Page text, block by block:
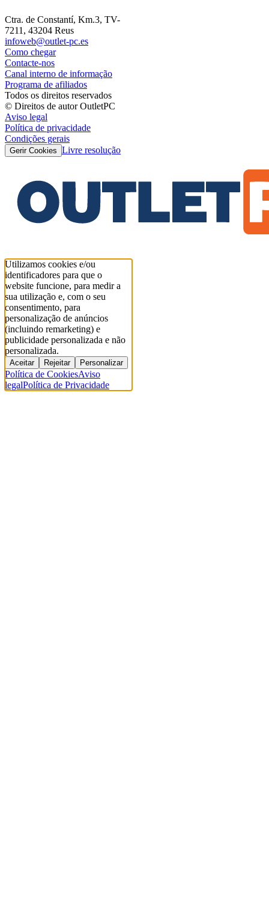
Ctra. de Constantí, Km.3, TV-
7211, 43204 Reus
infoweb@outlet-pc.es
Como chegar
Contacte-nos
Canal interno de informação
Programa de afiliados
Todos os direitos reservados
© Direitos de autor OutletPC
Aviso legal
Política de privacidade
Condições gerais
Gerir Cookies Livre resolução
Utilizamos cookies e/ou
identificadores para que o
website funcione, para medir a
sua utilização e, com o seu
consentimento, para
personalização de anúncios
(incluindo remarketing) e
publicidade personalizada e não
personalizada.
Aceitar Rejeitar Personalizar
Política de CookiesAviso
legalPolítica de Privacidade